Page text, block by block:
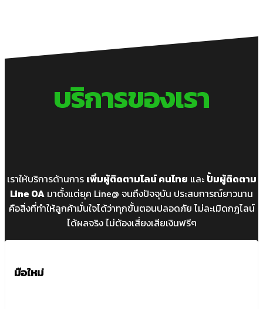
บริการของเรา
เราให้บริการด้านการ เพิ่มผู้ติดตามไลน์ คนไทย และ ปั้มผู้ติดตาม
Line OA มาตั้งแต่ยุค Line@ จนถึงปัจจุบัน ประสบการณ์ยาวนาน
คือสิ่งที่ทำให้ลูกค้ามั่นใจได้ว่าทุกขั้นตอนปลอดภัย ไม่ละเมิดกฎไลน์
ได้ผลจริง ไม่ต้องเสี่ยงเสียเงินฟรีๆ
มือใหม่